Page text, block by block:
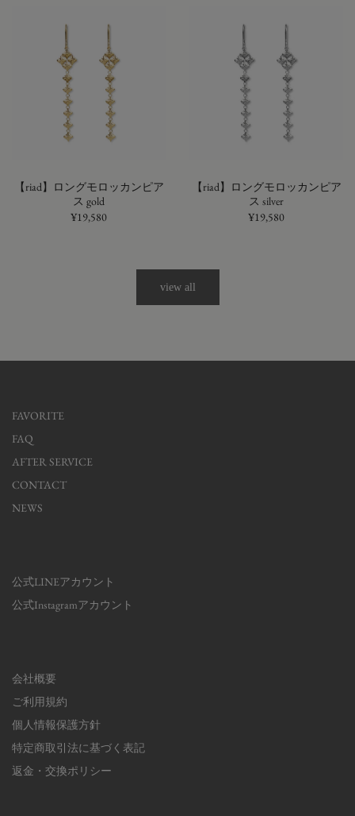
【riad】ロングモロッカンピア
ス gold
¥19,580
【riad】ロングモロッカンピア
ス silver
¥19,580
view all
FAVORITE
FAQ
AFTER SERVICE
CONTACT
NEWS
公式LINEアカウント
公式Instagramアカウント
会社概要
ご利用規約
個人情報保護方針
特定商取引法に基づく表記
返金・交換ポリシー